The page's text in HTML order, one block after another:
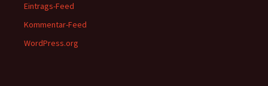
Eintrags-Feed
Kommentar-Feed
WordPress.org